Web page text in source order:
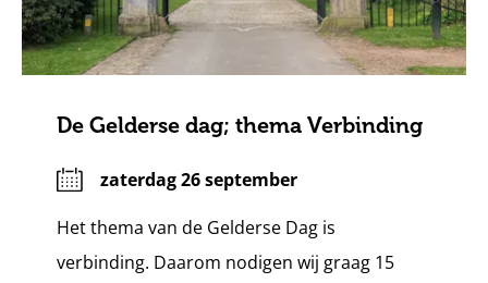
De Gelderse dag; thema Verbinding
zaterdag 26 september
Het thema van de Gelderse Dag is
verbinding. Daarom nodigen wij graag 15